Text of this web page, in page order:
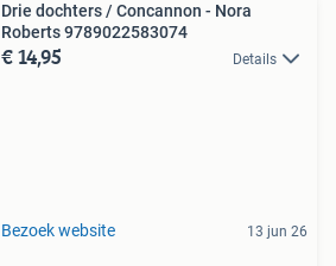
Drie dochters / Concannon - Nora
Roberts 9789022583074
€ 14,95 Details
Bezoek website 13 jun 26